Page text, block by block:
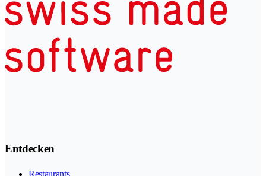
Entdecken
Restaurants